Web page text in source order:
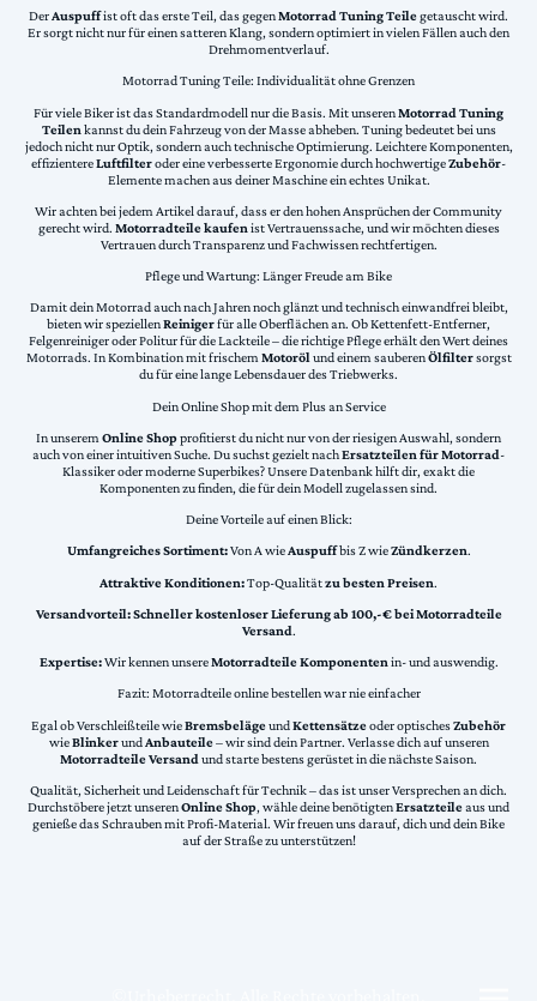
DerAuspuffist oft das erste Teil, das gegenMotorrad Tuning Teilegetauscht wird.
Er sorgt nicht nur für einen satteren Klang, sondern optimiert in vielen Fällen auch den
Drehmomentverlauf.
Motorrad Tuning Teile: Individualität ohne Grenzen
Für viele Biker ist das Standardmodell nur die Basis. Mit unserenMotorrad Tuning
Teilen kannst du dein Fahrzeug von der Masse abheben. Tuning bedeutet bei uns
jedoch nicht nur Optik, sondern auch technische Optimierung. Leichtere Komponenten,
effizientereLuftfilteroder eine verbesserte Ergonomie durch hochwertigeZubehör-
Elemente machen aus deiner Maschine ein echtes Unikat.
Wir achten bei jedem Artikel darauf, dass er den hohen Ansprüchen der Community
gerecht wird. Motorradteile kaufen ist Vertrauenssache, und wir möchten dieses
Vertrauen durch Transparenz und Fachwissen rechtfertigen.
Pflege und Wartung: Länger Freude am Bike
Damit dein Motorrad auch nach Jahren noch glänzt und technisch einwandfrei bleibt,
bieten wir speziellenReinigerfür alle Oberflächen an. Ob Kettenfett-Entferner,
Felgenreiniger oder Politur für die Lackteile – die richtige Pflege erhält den Wert deines
Motorrads. In Kombination mit frischemMotorölund einem sauberenÖlfiltersorgst
du für eine lange Lebensdauer des Triebwerks.
Dein Online Shop mit dem Plus an Service
In unserem Online Shopprofitierst du nicht nur von der riesigen Auswahl, sondern
auch von einer intuitiven Suche. Du suchst gezielt nachErsatzteilen für Motorrad-
Klassiker oder moderne Superbikes? Unsere Datenbank hilft dir, exakt die
Komponenten zu finden, die für dein Modell zugelassen sind.
Deine Vorteile auf einen Blick:
Umfangreiches Sortiment:Von A wieAuspuffbis Z wieZündkerzen.
Attraktive Konditionen:Top-Qualitätzu besten Preisen.
Versandvorteil:Schneller kostenloser Lieferung ab 100,-€ bei Motorradteile
Versand.
Expertise:Wir kennen unsereMotorradteile Komponentenin- und auswendig.
Fazit: Motorradteile online bestellen war nie einfacher
Egal ob Verschleißteile wieBremsbelägeundKettensätzeoder optischesZubehör
wieBlinkerundAnbauteile– wir sind dein Partner. Verlasse dich auf unseren
Motorradteile Versand und starte bestens gerüstet in die nächste Saison.
Qualität, Sicherheit und Leidenschaft für Technik – das ist unser Versprechen an dich.
Durchstöbere jetzt unserenOnline Shop, wähle deine benötigtenErsatzteileaus und
genieße das Schrauben mit Profi-Material. Wir freuen uns darauf, dich und dein Bike
auf der Straße zu unterstützen!